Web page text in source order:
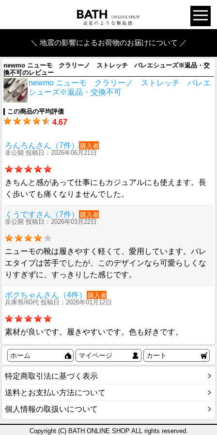
＼ 地震の影響によるお荷物のお届けについて ／
newmo ニューモ クラリーノ ストレッチ バレエシューズ※返品・交
換不可のレビュー
newmo ニューモ クラリーノ ストレッチ バレエ
シューズ※返品・交換不可
この商品の平均評価
4.67
ろんろんさん（7件）
購入者
非公開 投稿日：2026年06月21日
きちんと感があって仕事にもカジュアルにも使えます。長
く歩いても痛くなりませんでした。
くうですさん（7件）
購入者
非公開 投稿日：2026年03月22日
ニューモの靴は履きやすく軽くて、愛用しています。バレ
エタイプは苦手でしたが、このデザインなら可愛らしくな
りすぎずに、すっきりした感じです。
ボクちゃんさん（4件）
購入者
兵庫県/60代 投稿日：2026年01月12日
素材が良いです。履きやすいです。色も好きです。
ホーム マイページ カート
特定商取引法に基づく表示
送料とお支払い方法について
個人情報の取扱いについて
Copyright (C) BATH ONLINE SHOP ALL rights reserved.